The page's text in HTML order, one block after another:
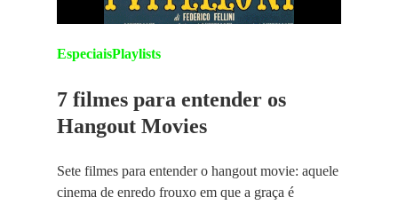
EspeciaisPlaylists
7 filmes para entender os
Hangout Movies
Sete filmes para entender o hangout movie: aquele
cinema de enredo frouxo em que a graça é